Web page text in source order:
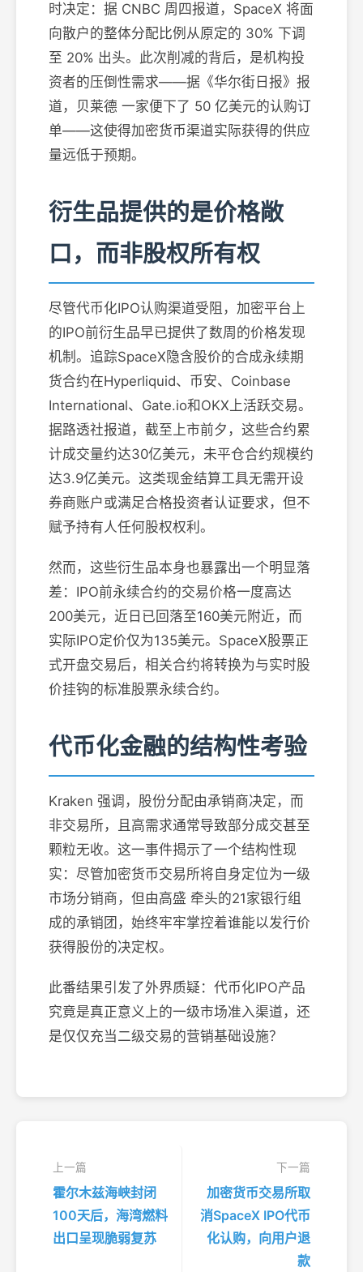
时决定：据 CNBC 周四报道，SpaceX 将面
向散户的整体分配比例从原定的 30% 下调
至 20% 出头。此次削减的背后，是机构投
资者的压倒性需求——据《华尔街日报》报
道，贝莱德 一家便下了 50 亿美元的认购订
单——这使得加密货币渠道实际获得的供应
量远低于预期。
衍生品提供的是价格敞
口，而非股权所有权
尽管代币化IPO认购渠道受阻，加密平台上
的IPO前衍生品早已提供了数周的价格发现
机制。追踪SpaceX隐含股价的合成永续期
货合约在Hyperliquid、币安、Coinbase
International、Gate.io和OKX上活跃交易。
据路透社报道，截至上市前夕，这些合约累
计成交量约达30亿美元，未平仓合约规模约
达3.9亿美元。这类现金结算工具无需开设
券商账户或满足合格投资者认证要求，但不
赋予持有人任何股权权利。
然而，这些衍生品本身也暴露出一个明显落
差：IPO前永续合约的交易价格一度高达
200美元，近日已回落至160美元附近，而
实际IPO定价仅为135美元。SpaceX股票正
式开盘交易后，相关合约将转换为与实时股
价挂钩的标准股票永续合约。
代币化金融的结构性考验
Kraken 强调，股份分配由承销商决定，而
非交易所，且高需求通常导致部分成交甚至
颗粒无收。这一事件揭示了一个结构性现
实：尽管加密货币交易所将自身定位为一级
市场分销商，但由高盛 牵头的21家银行组
成的承销团，始终牢牢掌控着谁能以发行价
获得股份的决定权。
此番结果引发了外界质疑：代币化IPO产品
究竟是真正意义上的一级市场准入渠道，还
是仅仅充当二级交易的营销基础设施？
上一篇
霍尔木兹海峡封闭
100天后，海湾燃料
出口呈现脆弱复苏
下一篇
加密货币交易所取
消SpaceX IPO代币
化认购，向用户退
款